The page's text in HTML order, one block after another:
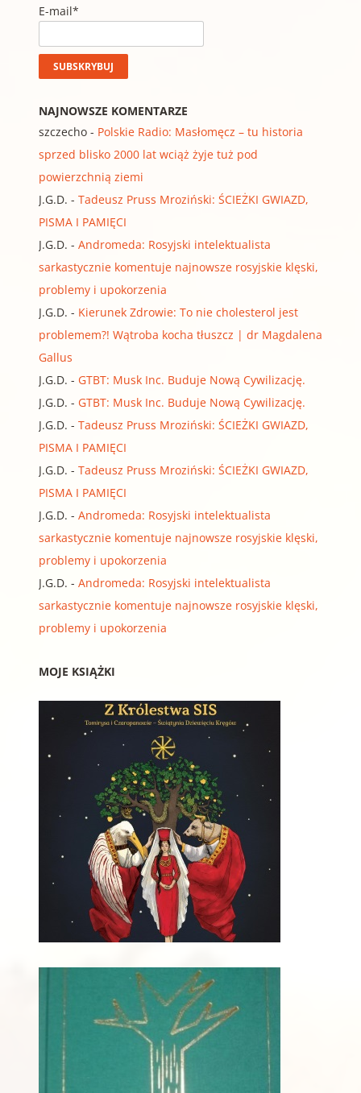
E-mail*
NAJNOWSZE KOMENTARZE
szczecho- Polskie Radio: Masłomęcz – tu historia
sprzed blisko 2000 lat wciąż żyje tuż pod
powierzchnią ziemi
J.G.D. - Tadeusz Pruss Mroziński: ŚCIEŻKI GWIAZD,
PISMA I PAMIĘCI
J.G.D. - Andromeda: Rosyjski intelektualista
sarkastycznie komentuje najnowsze rosyjskie klęski,
problemy i upokorzenia
J.G.D. - Kierunek Zdrowie: To nie cholesterol jest
problemem?! Wątroba kocha tłuszcz | dr Magdalena
Gallus
J.G.D. - GTBT: Musk Inc. Buduje Nową Cywilizację.
J.G.D. - GTBT: Musk Inc. Buduje Nową Cywilizację.
J.G.D. - Tadeusz Pruss Mroziński: ŚCIEŻKI GWIAZD,
PISMA I PAMIĘCI
J.G.D. - Tadeusz Pruss Mroziński: ŚCIEŻKI GWIAZD,
PISMA I PAMIĘCI
J.G.D. - Andromeda: Rosyjski intelektualista
sarkastycznie komentuje najnowsze rosyjskie klęski,
problemy i upokorzenia
J.G.D. - Andromeda: Rosyjski intelektualista
sarkastycznie komentuje najnowsze rosyjskie klęski,
problemy i upokorzenia
MOJE KSIĄŻKI